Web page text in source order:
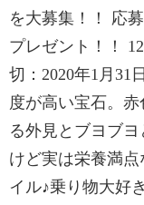
を大募集！！ 応
プレゼント！！
切：2020年1月31
度が高い宝石。
る外見とブヨブ
けど実は栄養満
イル♪乗り物大好